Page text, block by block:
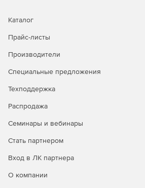
в задачах.
Разграничение прав доступа.
Работа с файлами.
Создание страниц сайта.
Управление иерархией страниц и
Управление темами оформления
Каталог
Прайс-листы
Производители
Специальные предложения
Техподдержка
Распродажа
Семинары и вебинары
Стать партнером
Вход в ЛК партнера
О компании